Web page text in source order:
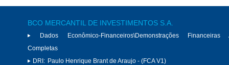
BCO MERCANTIL DE INVESTIMENTOS S.A.
Dados Econômico-Financeiros\Demonstrações Financeiras
Completas
DRI: Paulo Henrique Brant de Araujo - (FCA V1)